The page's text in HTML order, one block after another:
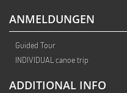
ANMELDUNGEN
Guided Tour
INDIVIDUAL canoe trip
ADDITIONAL INFO